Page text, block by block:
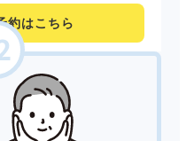
約はこちら